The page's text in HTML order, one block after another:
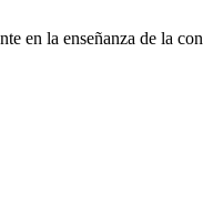
en la enseñanza de la